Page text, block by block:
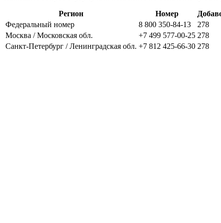
Регион Номер
Федеральный номер
8 800 350-84-13
278
Москва / Московская обл.
+7 499 577-00-25 278
Санкт-Петербург / Ленинградская обл. +7 812 425-66-30 278